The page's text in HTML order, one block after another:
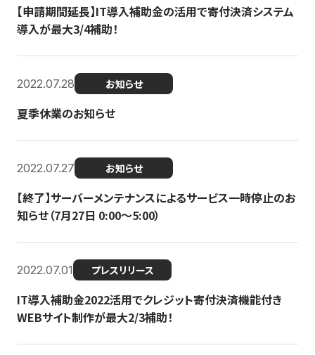
【申請期間延長】IT導入補助金の活用で寄付決済システム
導入が最大3/4補助！
2022.07.28 お知らせ
夏季休業のお知らせ
2022.07.27 お知らせ
【終了】サーバーメンテナンスによるサービス一時停止のお
知らせ（7月27日 0:00〜5:00）
2022.07.01 プレスリリース
IT導入補助金2022活用でクレジット寄付決済機能付き
WEBサイト制作が最大2/3補助！